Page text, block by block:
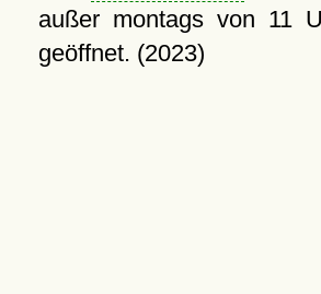
außer montags von 11
geöffnet. (2023)